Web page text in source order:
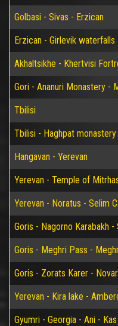
Golbasi - Sivas - Erzican
Erzican - Girlevik waterfalls
Akhaltsikhe - Khertvisi
Gori - Ananuri Monastery -
Tbilisi
Tbilisi - Haghpat
Hangavan - Yerevan
Yerevan - Temple of
Yerevan - Noratus - Selim
Goris - Nagorno Karabakh
Goris - Meghri Pass -
Goris - Zorats Karer -
Yerevan - Kira lake -
Gyumri - Georgia - Ani - Kas